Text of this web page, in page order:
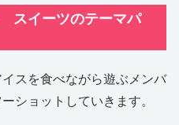
スイーツのテーマパ
スを食べながら遊ぶメンバ
ショットしていきます。